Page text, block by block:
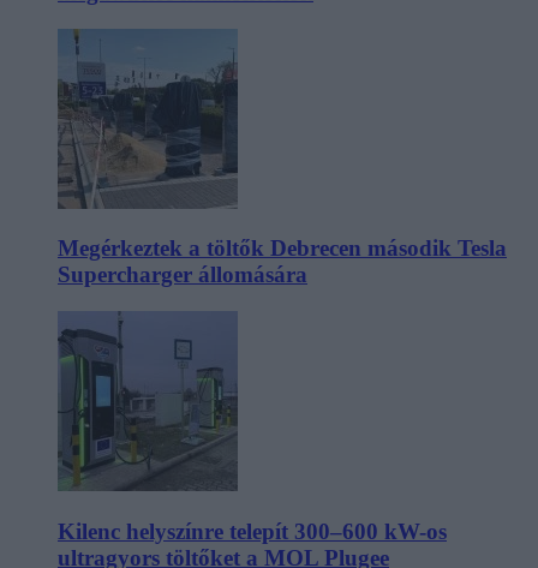
Megérkeztek a töltők Debrecen második Tesla
Supercharger állomására
Kilenc helyszínre telepít 300–600 kW-os
ultragyors töltőket a MOL Plugee